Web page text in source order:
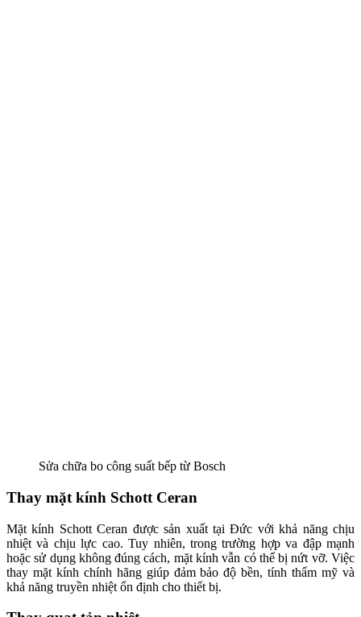
Sửa chữa bo công suất bếp từ Bosch
Thay mặt kính Schott Ceran
Mặt kính Schott Ceran được sản xuất tại Đức với khả năng chịu
nhiệt và chịu lực cao. Tuy nhiên, trong trường hợp va đập mạnh
hoặc sử dụng không đúng cách, mặt kính vẫn có thể bị nứt vỡ. Việc
thay mặt kính chính hãng giúp đảm bảo độ bền, tính thẩm mỹ và
khả năng truyền nhiệt ổn định cho thiết bị.